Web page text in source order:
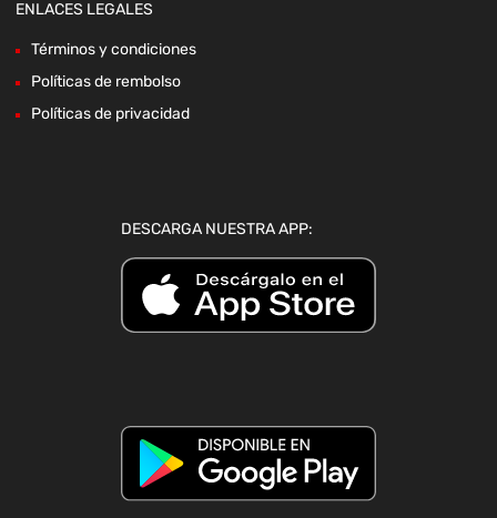
ENLACES LEGALES
Términos y condiciones
Políticas de rembolso
Políticas de privacidad
DESCARGA NUESTRA APP: